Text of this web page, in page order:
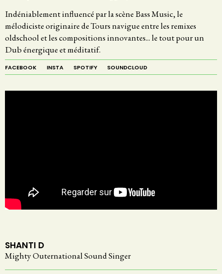
Indéniablement influencé par la scène Bass Music, le
mélodiciste originaire de Tours navigue entre les remixes
oldschool et les compositions innovantes... le tout pour un
Dub énergique et méditatif.
FACEBOOK INSTA SPOTIFY SOUNDCLOUD
SHANTI D
Mighty Outernational Sound Singer